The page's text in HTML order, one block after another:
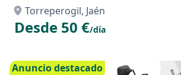
Torreperogil, Jaén
Desde 50 €/día
Anuncio destacado